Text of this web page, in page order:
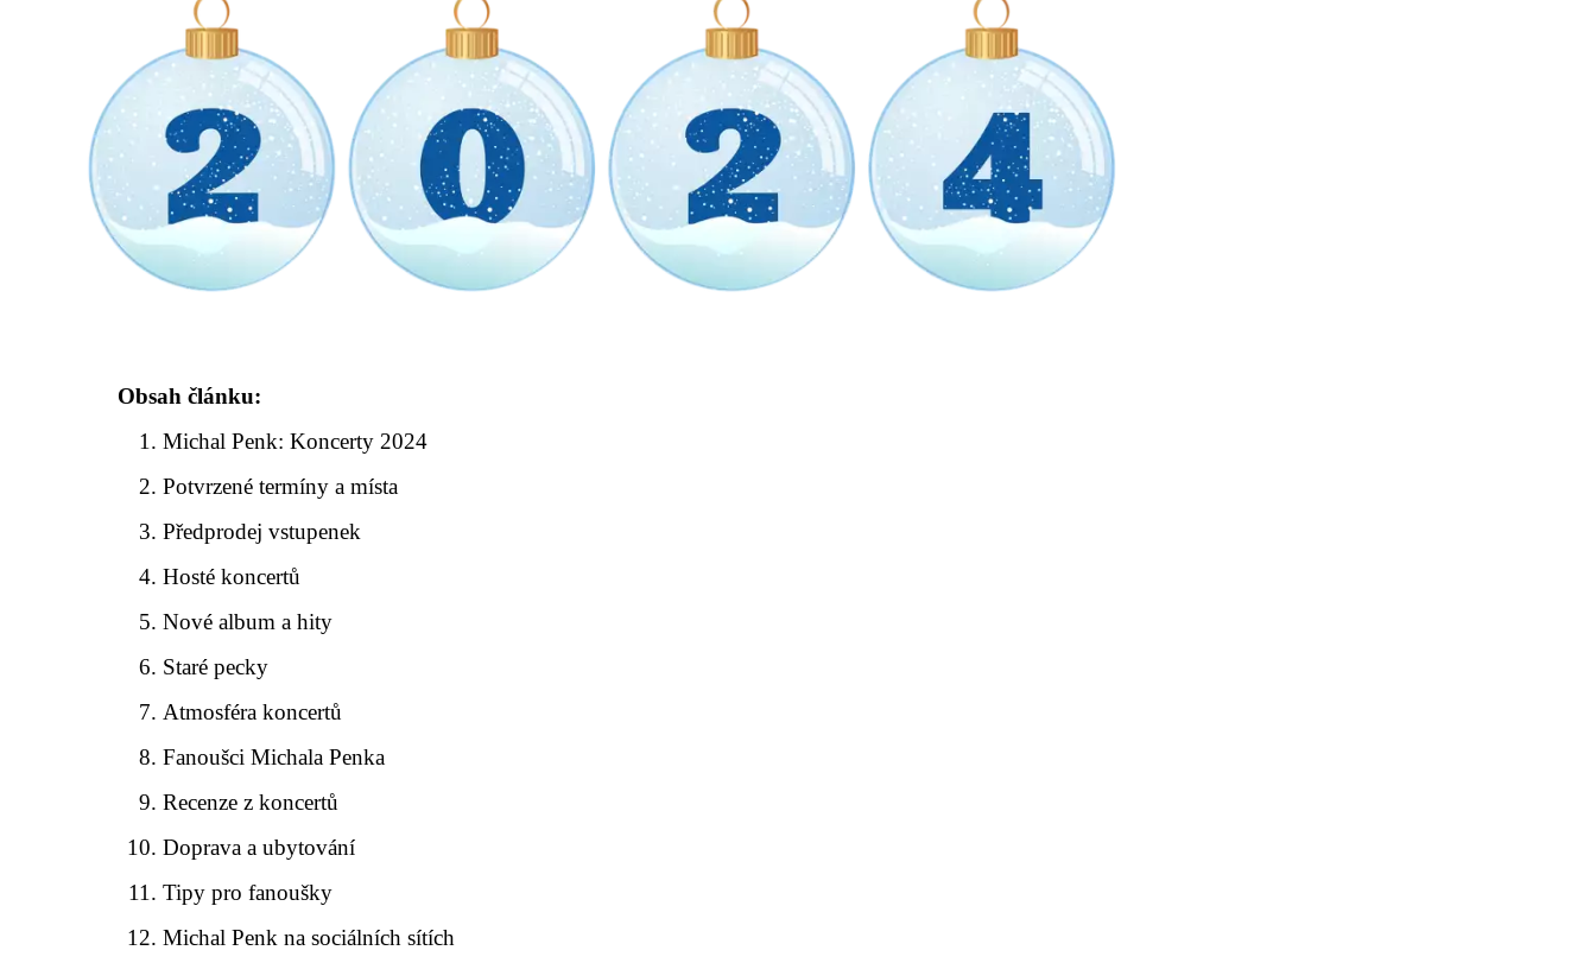
Obsah článku:
Michal Penk: Koncerty 2024
Potvrzené termíny a místa
Předprodej vstupenek
Hosté koncertů
Nové album a hity
Staré pecky
Atmosféra koncertů
Fanoušci Michala Penka
Recenze z koncertů
Doprava a ubytování
Tipy pro fanoušky
Michal Penk na sociálních sítích